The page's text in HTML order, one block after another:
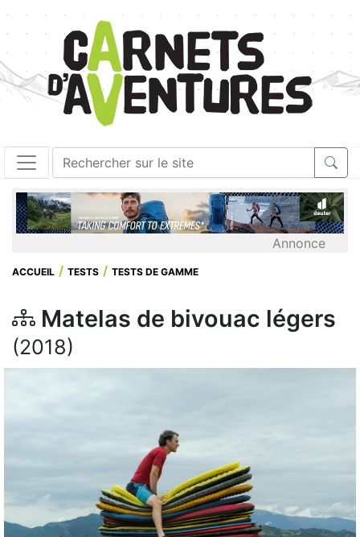
Annonce
ACCUEIL TESTS TESTS DE GAMME
Matelas de bivouac légers
(2018)